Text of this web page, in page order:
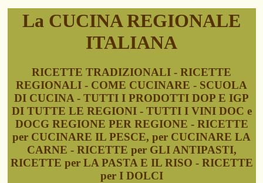
La CUCINA REGIONALE
ITALIANA
RICETTE TRADIZIONALI - RICETTE
REGIONALI - COME CUCINARE - SCUOLA
DI CUCINA - TUTTI I PRODOTTI DOP E IGP
DI TUTTE LE REGIONI - TUTTI I VINI DOC e
DOCG REGIONE PER REGIONE - RICETTE
per CUCINARE IL PESCE, per CUCINARE LA
CARNE - RICETTE per GLI ANTIPASTI,
RICETTE per LA PASTA E IL RISO - RICETTE
per I DOLCI